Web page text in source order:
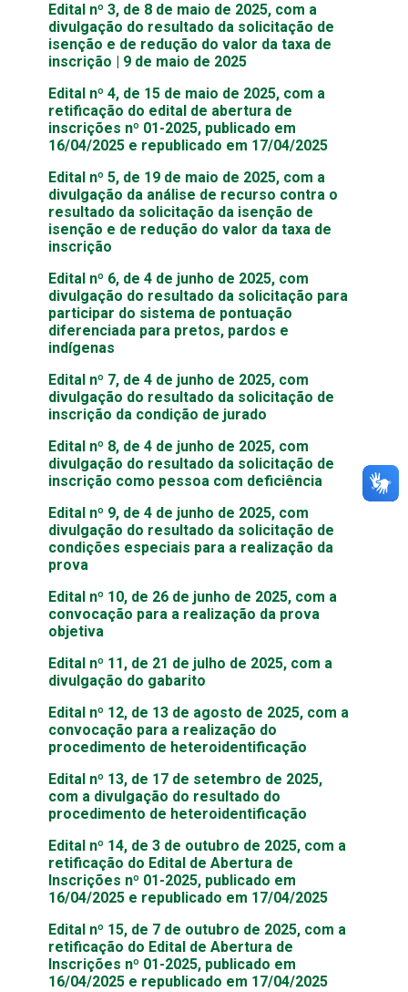
Edital nº 3, de 8 de maio de 2025, com a
divulgação do resultado da solicitação de
isenção e de redução do valor da taxa de
inscrição | 9 de maio de 2025
Edital nº 4, de 15 de maio de 2025, com a
retificação do edital de abertura de
inscrições nº 01-2025, publicado em
16/04/2025 e republicado em 17/04/2025
Edital nº 5, de 19 de maio de 2025, com a
divulgação da análise de recurso contra o
resultado da solicitação da isenção de
isenção e de redução do valor da taxa de
inscrição
Edital nº 6, de 4 de junho de 2025, com
divulgação do resultado da solicitação para
participar do sistema de pontuação
diferenciada para pretos, pardos e
indígenas
Edital nº 7, de 4 de junho de 2025, com
divulgação do resultado da solicitação de
inscrição da condição de jurado
Edital nº 8, de 4 de junho de 2025, com
divulgação do resultado da solicitação de
inscrição como pessoa com deficiência
Edital nº 9, de 4 de junho de 2025, com
divulgação do resultado da solicitação de
condições especiais para a realização da
prova
Edital nº 10, de 26 de junho de 2025, com a
convocação para a realização da prova
objetiva
Edital nº 11, de 21 de julho de 2025, com a
divulgação do gabarito
Edital nº 12, de 13 de agosto de 2025, com a
convocação para a realização do
procedimento de heteroidentificação
Edital nº 13, de 17 de setembro de 2025,
com a divulgação do resultado do
procedimento de heteroidentificação
Edital nº 14, de 3 de outubro de 2025, com a
retificação do Edital de Abertura de
Inscrições nº 01-2025, publicado em
16/04/2025 e republicado em 17/04/2025
Edital nº 15, de 7 de outubro de 2025, com a
retificação do Edital de Abertura de
Inscrições nº 01-2025, publicado em
16/04/2025 e republicado em 17/04/2025